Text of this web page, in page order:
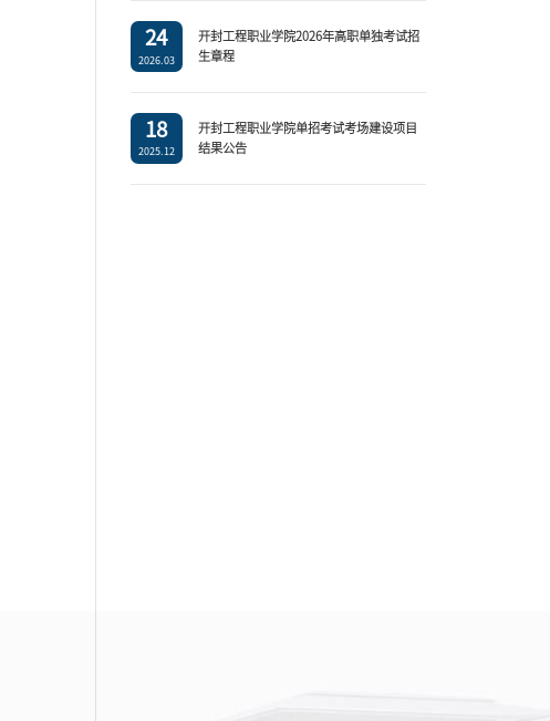
24
2026.03
开封工程职业学院2026年高职单独考试招
生章程
18
2025.12
开封工程职业学院单招考试考场建设项目
结果公告